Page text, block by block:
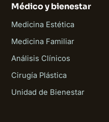
Médico y bienestar
Medicina Estética
Medicina Familiar
Análisis Clínicos
Cirugía Plástica
Unidad de Bienestar